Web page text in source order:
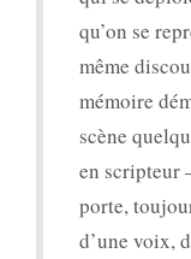
qu’on se
même
mémoire
scène
en scripteur
porte,
d’une voix,